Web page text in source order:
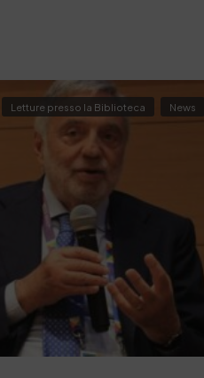
Letture presso la Biblioteca News